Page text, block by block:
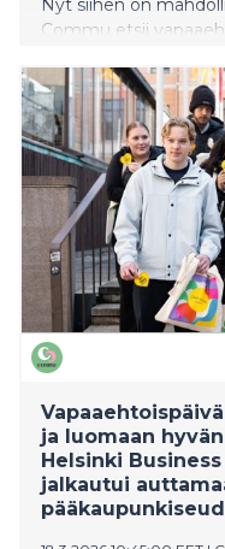
Commu etsii
pääset liikkumaan
merkityksellistä
retkipäivän
ja luomaan
Helsinki
jalkautui